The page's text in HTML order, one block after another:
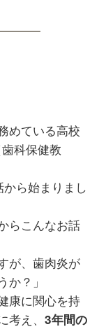
めている高校
科保健教
ら始まりまし
らこんなお話
が、歯肉炎が
？」
康に関心を持
考え、3年間の